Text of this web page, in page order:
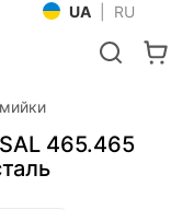
UA RU
465.465